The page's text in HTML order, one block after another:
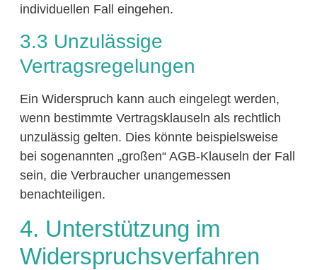
individuellen Fall eingehen.
3.3 Unzulässige
Vertragsregelungen
Ein Widerspruch kann auch eingelegt werden,
wenn bestimmte Vertragsklauseln als rechtlich
unzulässig gelten. Dies könnte beispielsweise
bei sogenannten „großen“ AGB-Klauseln der Fall
sein, die Verbraucher unangemessen
benachteiligen.
4. Unterstützung im
Widerspruchsverfahren